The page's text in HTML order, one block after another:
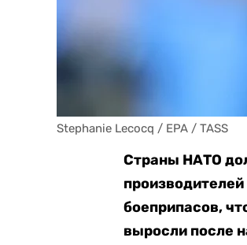
Stephanie Lecocq / EPA / TASS
Страны НАТО
боеприпасов,
выросли после